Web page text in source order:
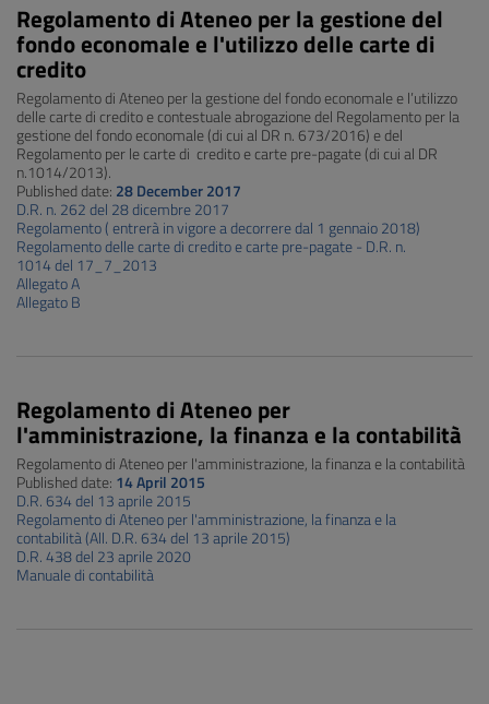
Regolamento di Ateneo per la gestione del
fondo economale e l'utilizzo delle carte di
credito
Regolamento di Ateneo per la gestione del fondo economale e l’utilizzo
delle carte di credito e contestuale abrogazione del Regolamento per la
gestione del fondo economale (di cui al DR n. 673/2016) e del
Regolamento per le carte di credito e carte pre-pagate (di cui al DR
n.1014/2013).
Published date: 28 December 2017
D.R. n. 262 del 28 dicembre 2017
Regolamento ( entrerà in vigore a decorrere dal 1 gennaio 2018)
Regolamento delle carte di credito e carte pre-pagate - D.R. n.
1014 del 17_7_2013
Allegato A
Allegato B
Regolamento di Ateneo per
l'amministrazione, la finanza e la contabilità
Regolamento di Ateneo per l'amministrazione, la finanza e la contabilità
Published date: 14 April 2015
D.R. 634 del 13 aprile 2015
Regolamento di Ateneo per l'amministrazione, la finanza e la
contabilità (All. D.R. 634 del 13 aprile 2015)
D.R. 438 del 23 aprile 2020
Manuale di contabilità